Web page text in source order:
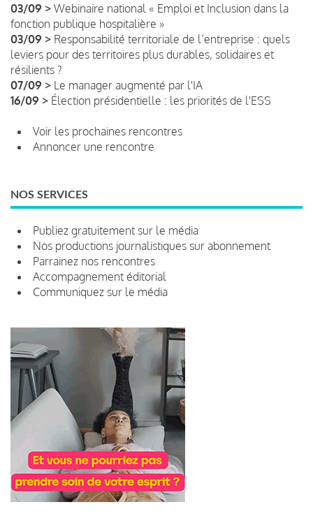
03/09 > Webinaire national « Emploi et Inclusion dans la
fonction publique hospitalière »
03/09 > Responsabilité territoriale de l’entreprise : quels
leviers pour des territoires plus durables, solidaires et
résilients ?
07/09 > Le manager augmenté par l'IA
16/09 > Élection présidentielle : les priorités de l'ESS
Voir les prochaines rencontres
Annoncer une rencontre
NOS SERVICES
Publiez gratuitement sur le média
Nos productions journalistiques sur abonnement
Parrainez nos rencontres
Accompagnement éditorial
Communiquez sur le média